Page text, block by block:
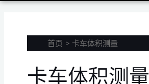
言
首页 卡车体积测量
卡车体积测量